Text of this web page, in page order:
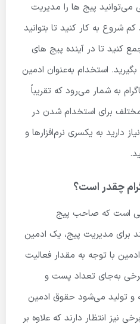
می‌توانید پیج ها را مدیریت
کم شروع به کار کنید تا بتوانید
کنید تا در آینده پیج های
استخدام به‌عنوان ادمین
به شمار می‌رود که تقریباً
برای استخدام شدن در
دارید به یکسری نرم‌افزارها و
چقدر است؟
است که صاحب پیج
برای مدیریت پیج، یک ادمین
با توجه به مقدار فعالیت
به‌جای تعداد پست و
و تولید می‌شود حقوق ادمین
نیز انتظار دارند که علاوه بر